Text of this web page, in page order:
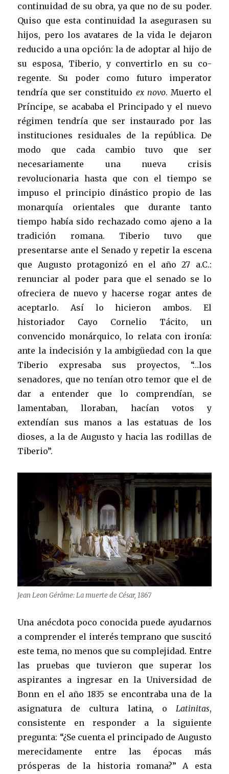
continuidad de su obra, ya que no de su poder.
Quiso que esta continuidad la asegurasen su
hijos, pero los avatares de la vida le dejaron
reducido a una opción: la de adoptar al hijo de
su esposa, Tiberio, y convertirlo en su co-
regente. Su poder como futuro imperator
tendría que ser constituido ex novo. Muerto el
Príncipe, se acababa el Principado y el nuevo
régimen tendría que ser instaurado por las
instituciones residuales de la república. De
modo que cada cambio tuvo que ser
necesariamente una nueva crisis
revolucionaria hasta que con el tiempo se
impuso el principio dinástico propio de las
monarquía orientales que durante tanto
tiempo había sido rechazado como ajeno a la
tradición romana. Tiberio tuvo que
presentarse ante el Senado y repetir la escena
que Augusto protagonizó en el año 27 a.C.:
renunciar al poder para que el senado se lo
ofreciera de nuevo y hacerse rogar antes de
aceptarlo. Así lo hicieron ambos. El
historiador Cayo Cornelio Tácito, un
convencido monárquico, lo relata con ironía:
ante la indecisión y la ambigüedad con la que
Tiberio expresaba sus proyectos, “…los
senadores, que no tenían otro temor que el de
dar a entender que lo comprendían, se
lamentaban, lloraban, hacían votos y
extendían sus manos a las estatuas de los
dioses, a la de Augusto y hacia las rodillas de
Tiberio”.
Jean Leon Gérôme: La muerte de César, 1867
Una anécdota poco conocida puede ayudarnos
a comprender el interés temprano que suscitó
este tema, no menos que su complejidad. Entre
las pruebas que tuvieron que superar los
aspirantes a ingresar en la Universidad de
Bonn en el año 1835 se encontraba una de la
asignatura de cultura latina, o Latinitas,
consistente en responder a la siguiente
pregunta: “¿Se cuenta el principado de Augusto
merecidamente entre las épocas más
prósperas de la historia romana?” A esta